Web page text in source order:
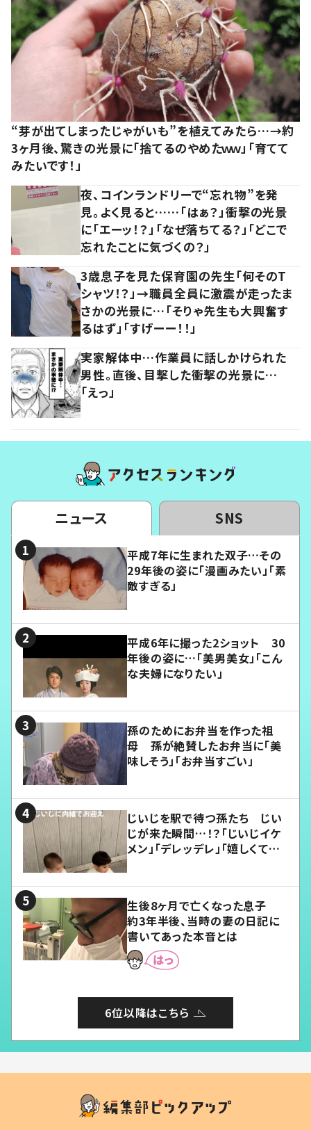
“芽が出てしまったじゃがいも”を植えてみたら…→約
3ヶ月後、驚きの光景に「捨てるのやめたｗｗ」「育てて
みたいです！」
夜、コインランドリーで“忘れ物”を発
見。よく見ると……「はぁ？」衝撃の光景
に「エーッ！？」「なぜ落ちてる？」「どこで
忘れたことに気づくの？」
3歳息子を見た保育園の先生「何そのT
シャツ！？」→職員全員に激震が走ったま
さかの光景に…「そりゃ先生も大興奮す
るはず」「すげーー！！」
実家解体中…作業員に話しかけられた
男性。直後、目撃した衝撃の光景に…
「えっ」
ニュース SNS
平成7年に生まれた双子…その
29年後の姿に「漫画みたい」「素
敵すぎる」
平成6年に撮った2ショット 30
年後の姿に…「美男美女」「こん
な夫婦になりたい」
孫のためにお弁当を作った祖
母 孫が絶賛したお弁当に「美
味しそう」「お弁当すごい」
じいじを駅で待つ孫たち じい
じが来た瞬間…！？「じいじイケ
メン」「デレッデレ」「嬉しくて可
生後8ヶ月で亡くなった息子
約3年半後、当時の妻の日記に
書いてあった本音とは
6位以降はこちら